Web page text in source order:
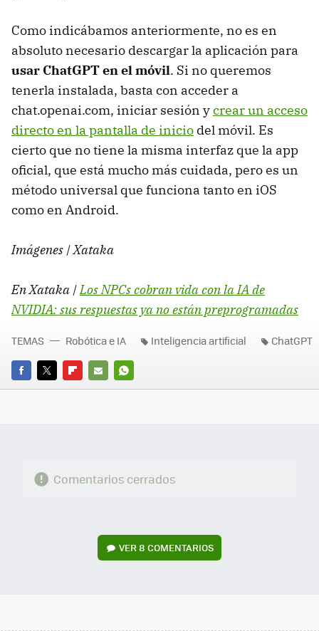
Como indicábamos anteriormente, no es en
absoluto necesario descargar la aplicación para
usar ChatGPT en el móvil. Si no queremos
tenerla instalada, basta con acceder a
chat.openai.com, iniciar sesión ycrear un acceso
directo en la pantalla de inicio del móvil. Es
cierto que no tiene la misma interfaz que la app
oficial, que está mucho más cuidada, pero es un
método universal que funciona tanto en iOS
como en Android.
Imágenes | Xataka
En Xataka | Los NPCs cobran vida con la IA de
NVIDIA: sus respuestas ya no están preprogramadas
FACEBOOK
TWITTERFLIPBOARD
E-
WHATSAPP
TEMAS Robótica e IA Inteligencia artificial ChatGPT
Comentarios cerrados
VER8 COMENTARIOS